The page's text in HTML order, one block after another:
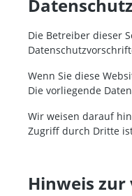
Datenschutz
Die Betreiber dieser
Wenn Sie diese
Die vorliegende
Wir weisen darauf
Zugriff durch Dritte
Hinweis